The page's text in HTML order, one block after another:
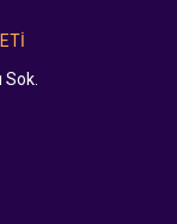
Sok.